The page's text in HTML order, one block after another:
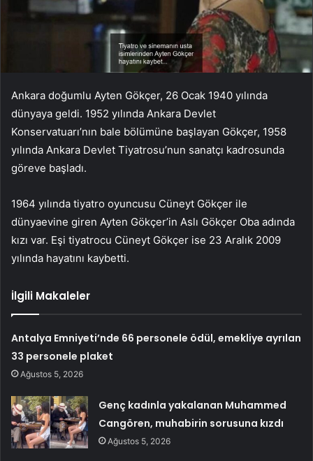
Ankara doğumlu Ayten Gökçer, 26 Ocak 1940 yılında
dünyaya geldi. 1952 yılında Ankara Devlet
Konservatuarı’nın bale bölümüne başlayan Gökçer, 1958
yılında Ankara Devlet Tiyatrosu’nun sanatçı kadrosunda
göreve başladı.
1964 yılında tiyatro oyuncusu Cüneyt Gökçer ile
dünyaevine giren Ayten Gökçer’in Aslı Gökçer Oba adında
kızı var. Eşi tiyatrocu Cüneyt Gökçer ise 23 Aralık 2009
yılında hayatını kaybetti.
İlgili Makaleler
Antalya Emniyeti’nde 66 personele ödül, emekliye ayrılan
33 personele plaket
Ağustos 5, 2026
Genç kadınla yakalanan Muhammed
Cangören, muhabirin sorusuna kızdı
Ağustos 5, 2026